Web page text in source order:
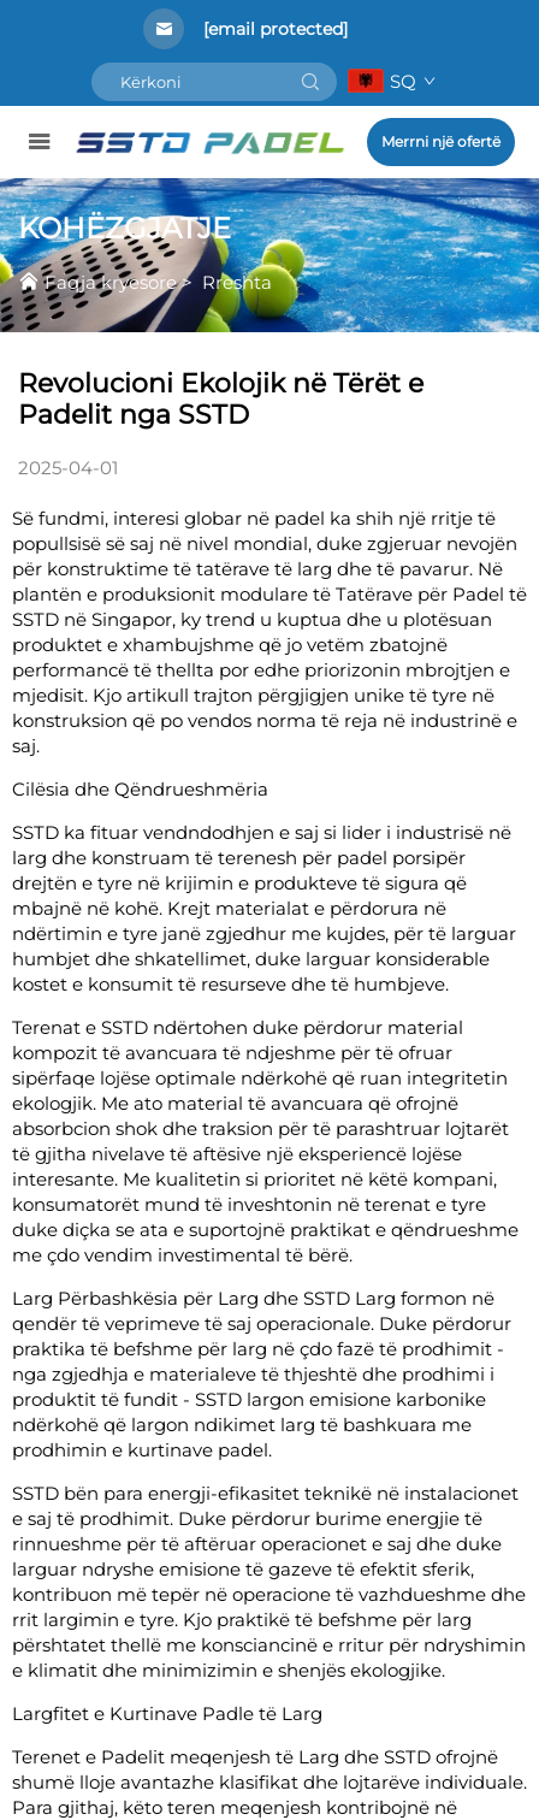
[email protected]
SQ
Merrni një ofertë
KOHËZGJATJE
Faqja kryesore> Rreshta
Revolucioni Ekolojik në Tërët e
Padelit nga SSTD
2025-04-01
Së fundmi, interesi globar në padel ka shih një rritje të
popullsisë së saj në nivel mondial, duke zgjeruar nevojën
për konstruktime të tatërave të larg dhe të pavarur. Në
plantën e produksionit modulare të Tatërave për Padel të
SSTD në Singapor, ky trend u kuptua dhe u plotësuan
produktet e xhambujshme që jo vetëm zbatojnë
performancë të thellta por edhe priorizonin mbrojtjen e
mjedisit. Kjo artikull trajton përgjigjen unike të tyre në
konstruksion që po vendos norma të reja në industrinë e
saj.
Cilësia dhe Qëndrueshmëria
SSTD ka fituar vendndodhjen e saj si lider i industrisë në
larg dhe konstruam të terenesh për padel porsipër
drejtën e tyre në krijimin e produkteve të sigura që
mbajnë në kohë. Krejt materialat e përdorura në
ndërtimin e tyre janë zgjedhur me kujdes, për të larguar
humbjet dhe shkatellimet, duke larguar konsiderable
kostet e konsumit të resurseve dhe të humbjeve.
Terenat e SSTD ndërtohen duke përdorur material
kompozit të avancuara të ndjeshme për të ofruar
sipërfaqe lojëse optimale ndërkohë që ruan integritetin
ekologjik. Me ato material të avancuara që ofrojnë
absorbcion shok dhe traksion për të parashtruar lojtarët
të gjitha nivelave të aftësive një eksperiencë lojëse
interesante. Me kualitetin si prioritet në këtë kompani,
konsumatorët mund të inveshtonin në terenat e tyre
duke diçka se ata e suportojnë praktikat e qëndrueshme
me çdo vendim investimental të bërë.
Larg Përbashkësia për Larg dhe SSTD Larg formon në
qendër të veprimeve të saj operacionale. Duke përdorur
praktika të befshme për larg në çdo fazë të prodhimit -
nga zgjedhja e materialeve të thjeshtë dhe prodhimi i
produktit të fundit - SSTD largon emisione karbonike
ndërkohë që largon ndikimet larg të bashkuara me
prodhimin e kurtinave padel.
SSTD bën para energji-efikasitet teknikë në instalacionet
e saj të prodhimit. Duke përdorur burime energjie të
rinnueshme për të aftëruar operacionet e saj dhe duke
larguar ndryshe emisione të gazeve të efektit sferik,
kontribuon më tepër në operacione të vazhdueshme dhe
rrit largimin e tyre. Kjo praktikë të befshme për larg
përshtatet thellë me konsciancinë e rritur për ndryshimin
e klimatit dhe minimizimin e shenjës ekologjike.
Largfitet e Kurtinave Padle të Larg
Terenet e Padelit meqenjesh të Larg dhe SSTD ofrojnë
shumë lloje avantazhe klasifikat dhe lojtarëve individuale.
Para gjithaj, këto teren meqenjesh kontribojnë në